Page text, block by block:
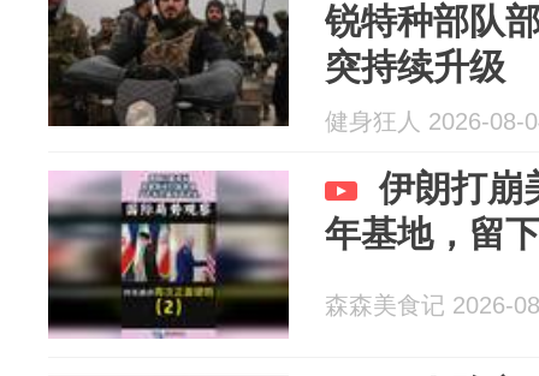
锐特种部队
突持续升级
健身狂人 2026-08-
伊朗打崩
年基地，留
森森美食记 2026-